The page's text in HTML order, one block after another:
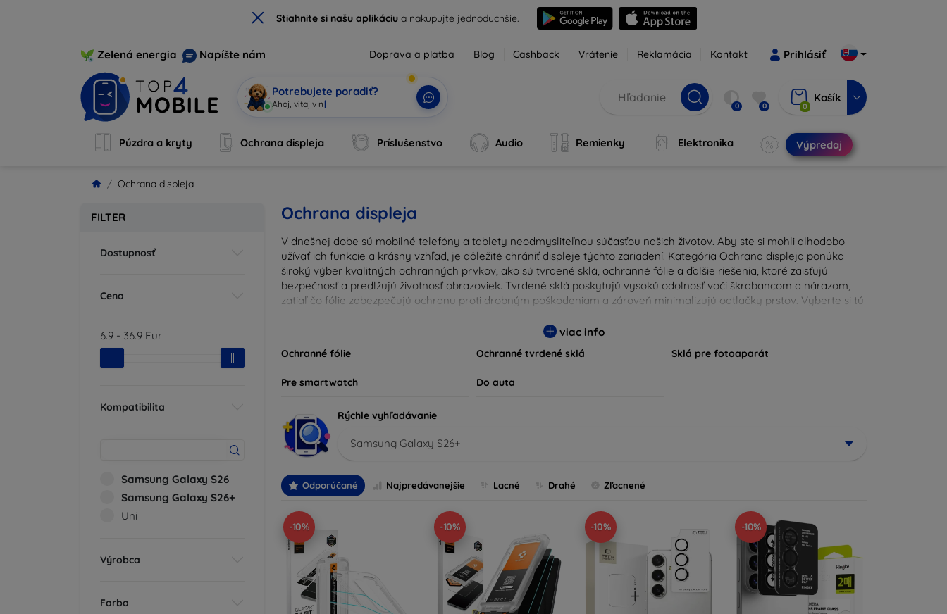
× Stiahnite si našu aplikáciua nakupujte jednoduchšie.
Zelená energia Napíšte nám Doprava a platba Blog Cashback Vrátenie Reklamácia Kontakt Prihlásiť
Potrebujete poradiť?
Som Mobi, tv| 0 0 0
Košík
Púzdra a kryty Ochrana displeja Príslušenstvo Audio Remienky Elektronika Výpredaj
Ochrana displeja
FILTER
Dostupnosť
Cena
6.9 - 36.9 Eur
Kompatibilita
Samsung Galaxy S26
Samsung Galaxy S26+
Uni
Výrobca
Farba
Ochrana displeja
V dnešnej dobe sú mobilné telefóny a tablety neodmysliteľnou súčasťou našich životov. Aby ste si mohli dlhodobo
užívať ich funkcie a krásny vzhľad, je dôležité chrániť displeje týchto zariadení. Kategória Ochrana displeja ponúka
široký výber kvalitných ochranných prvkov, ako sú tvrdené sklá, ochranné fólie a ďalšie riešenia, ktoré zaisťujú
bezpečnosť a predlžujú životnosť obrazoviek. Tvrdené sklá poskytujú vysokú odolnosť voči škrabancom a nárazom,
zatiaľ čo fólie zabezpečujú ochranu proti drobným poškodeniam a zároveň minimalizujú odtlačky prstov. Vyberte si tú
produkty kompatibilné s rôznymi značkami a modelmi, čím zaručujeme, že každý zákazník nájde ideálnu ochranu pre
viac info
Ochranné fólie Ochranné tvrdené sklá Sklá pre fotoaparát
Pre smartwatch Do auta
Rýchle vyhľadávanie
Samsung Galaxy S26+
Odporúčané Najpredávanejšie Lacné Drahé Zľacnené
-10% -10% -10% -10%